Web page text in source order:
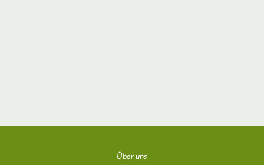
Über uns